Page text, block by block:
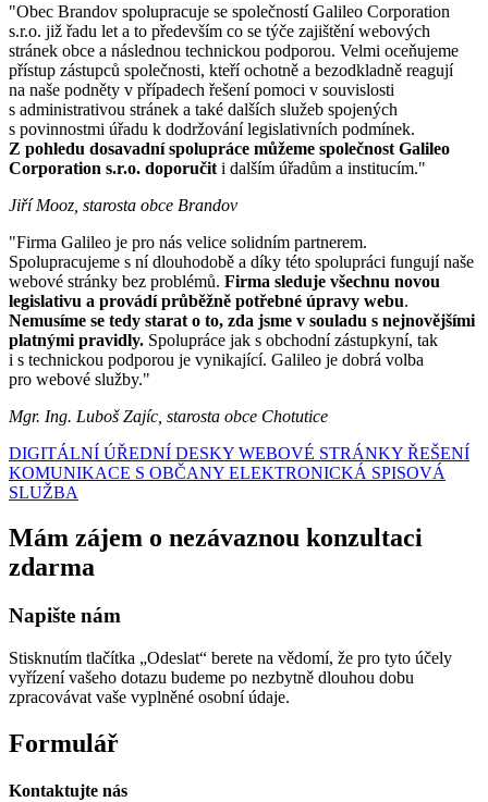
"Obec Brandov spolupracuje se společností Galileo Corporation
s.r.o. již řadu let a to především co se týče zajištění webových
stránek obce a následnou technickou podporou. Velmi oceňujeme
přístup zástupců společnosti, kteří ochotně a bezodkladně reagují
na naše podněty v případech řešení pomoci v souvislosti
s administrativou stránek a také dalších služeb spojených
s povinnostmi úřadu k dodržování legislativních podmínek.
Z pohledu dosavadní spolupráce můžeme společnost Galileo
Corporation s.r.o. doporučit i dalším úřadům a institucím."
Jiří Mooz, starosta obce Brandov
"Firma Galileo je pro nás velice solidním partnerem.
Spolupracujeme s ní dlouhodobě a díky této spolupráci fungují naše
webové stránky bez problémů. Firma sleduje všechnu novou
legislativu a provádí průběžně potřebné úpravy webu.
Nemusíme se tedy starat o to, zda jsme v souladu s nejnovějšími
platnými pravidly. Spolupráce jak s obchodní zástupkyní, tak
i s technickou podporou je vynikající. Galileo je dobrá volba
pro webové služby."
Mgr. Ing. Luboš Zajíc, starosta obce Chotutice
DIGITÁLNÍ ÚŘEDNÍ DESKY WEBOVÉ STRÁNKY ŘEŠENÍ
KOMUNIKACE S OBČANY ELEKTRONICKÁ SPISOVÁ
SLUŽBA
Mám zájem o nezávaznou konzultaci
zdarma
Napište nám
Stisknutím tlačítka „Odeslat“ berete na vědomí, že pro tyto účely
vyřízení vašeho dotazu budeme po nezbytně dlouhou dobu
zpracovávat vaše vyplněné osobní údaje.
Formulář
Kontaktujte nás